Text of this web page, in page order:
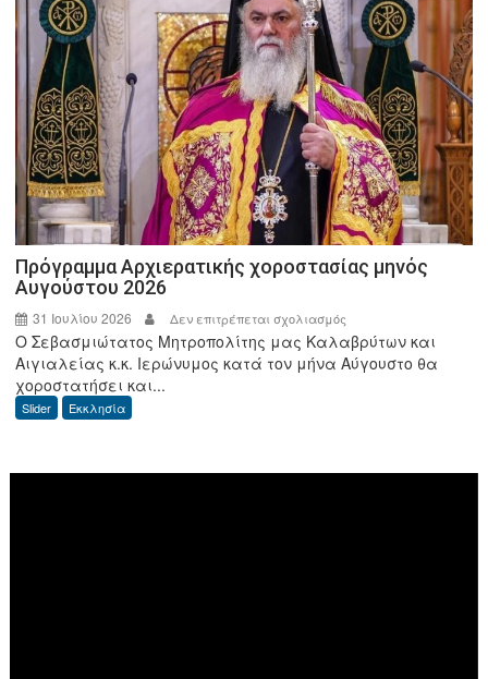
Υπουργό,
Μ.
Σχοινά
και
τον
Διοικητή
της
ΑΑΔΕ
Πρόγραμμα Αρχιερατικής χοροστασίας μηνός
Αυγούστου 2026
31 Ιουλίου 2026 Δεν επιτρέπεται σχολιασμός
Πρόγραμμα
Αρχιερατικής
Ο Σεβασμιώτατος Μητροπολίτης μας Καλαβρύτων και
Αιγιαλείας κ.κ. Ιερώνυμος κατά τον μήνα Αύγουστο θα
χοροστατήσει και...
Slider Εκκλησία